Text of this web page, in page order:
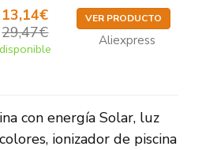
13,14€
29,47€
disponible
VER PRODUCTO
Aliexpress
con energía Solar, luz
ionizador de piscina